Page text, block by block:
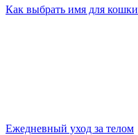
Как выбрать имя для кошки
Ежедневный уход за телом